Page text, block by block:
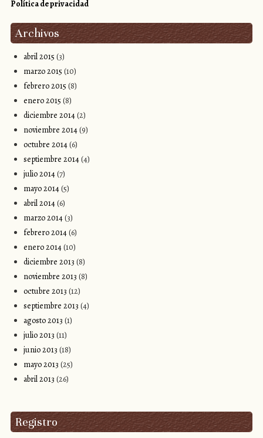
Política de privacidad
Archivos
abril 2015 (3)
marzo 2015 (10)
febrero 2015 (8)
enero 2015 (8)
diciembre 2014(2)
noviembre 2014(9)
octubre 2014(6)
septiembre 2014(4)
julio 2014(7)
mayo 2014(5)
abril 2014(6)
marzo 2014(3)
febrero 2014(6)
enero 2014(10)
diciembre 2013 (8)
noviembre 2013 (8)
octubre 2013 (12)
septiembre 2013 (4)
agosto 2013 (1)
julio 2013 (11)
junio 2013 (18)
mayo 2013 (25)
abril 2013 (26)
Registro